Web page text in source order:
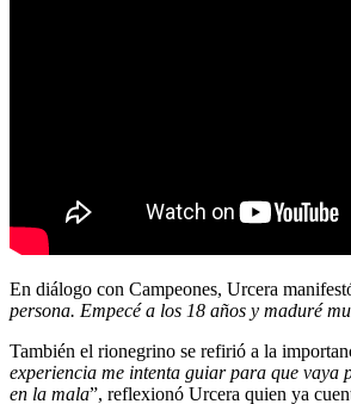
En diálogo con Campeones, Urcera
persona. Empecé a los 18 años y maduré
También el rionegrino se refirió a la
experiencia me intenta guiar para que vaya
en la mala”, reflexionó Urcera quien ya